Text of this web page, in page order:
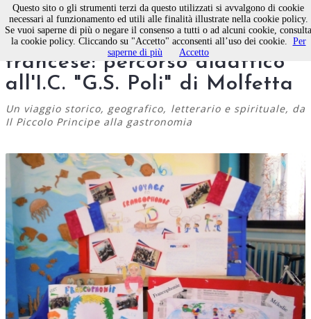
In viaggio con la lingua
francese: percorso didattico
all'I.C. "G.S. Poli" di Molfetta
Un viaggio storico, geografico, letterario e spirituale, da
Il Piccolo Principe alla gastronomia
Questo sito o gli strumenti terzi da questo utilizzati si avvalgono di cookie
necessari al funzionamento ed utili alle finalità illustrate nella cookie policy.
Se vuoi saperne di più o negare il consenso a tutti o ad alcuni cookie, consulta
la cookie policy. Cliccando su "Accetto" acconsenti all’uso dei cookie. Per
saperne di più
Accetto